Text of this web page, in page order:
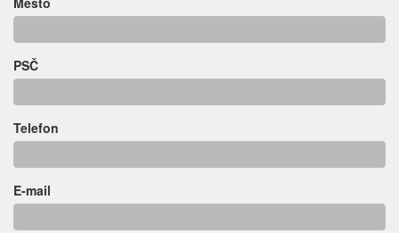
PSČ
Telefon
E-mail